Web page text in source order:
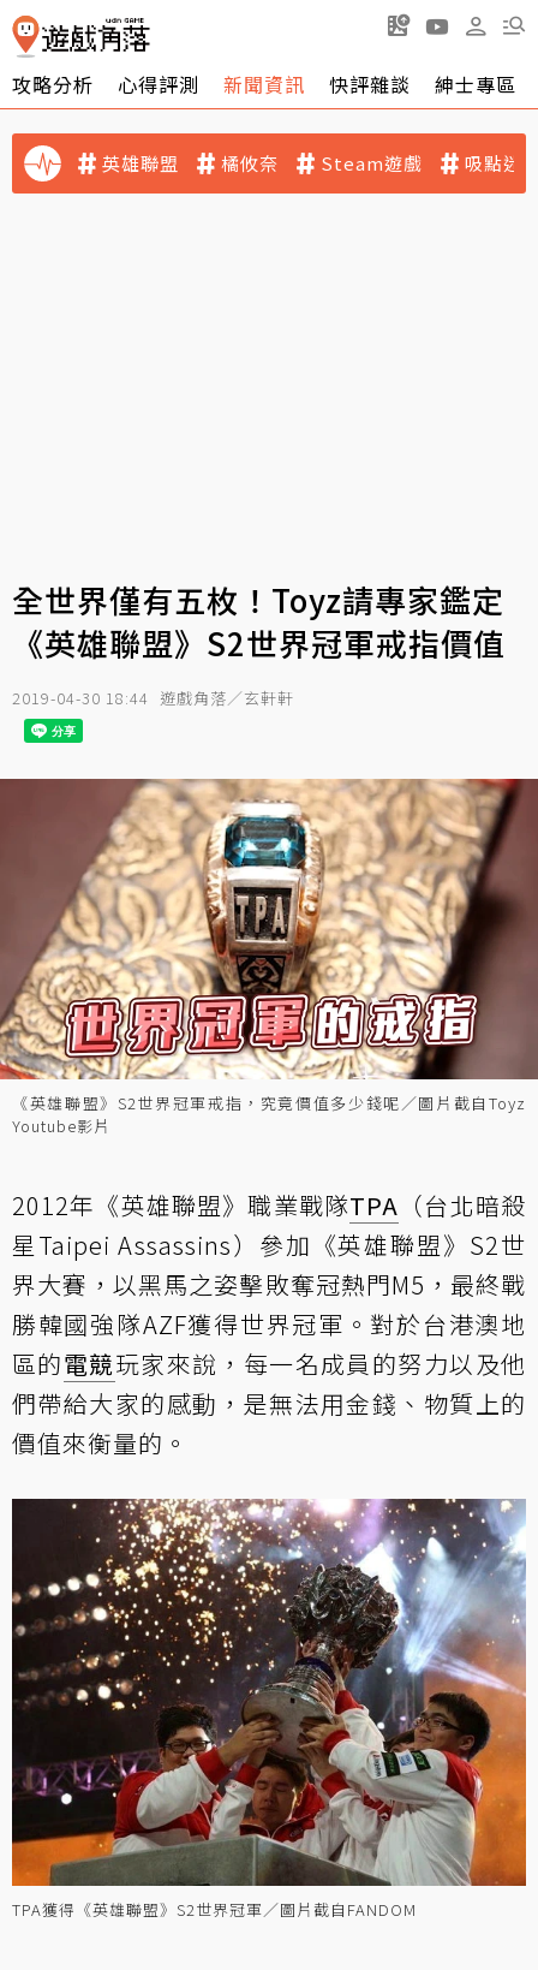
攻略分析 心得評測 新聞資訊 快評雜談 紳士專區
英雄聯盟 橘攸奈 Steam遊戲 吸點迷
全世界僅有五枚！Toyz請專家鑑定
《英雄聯盟》S2世界冠軍戒指價值
2019-04-30 18:44 遊戲角落／玄軒軒
《英雄聯盟》S2世界冠軍戒指，究竟價值多少錢呢／圖片截自Toyz
Youtube影片
2012年《英雄聯盟》職業戰隊TPA （台北暗殺
星Taipei Assassins）參加《英雄聯盟》S2世
界大賽，以黑馬之姿擊敗奪冠熱門M5，最終戰
勝韓國強隊AZF獲得世界冠軍。對於台港澳地
區的電競玩家來說，每一名成員的努力以及他
們帶給大家的感動，是無法用金錢、物質上的
價值來衡量的。
TPA獲得《英雄聯盟》S2世界冠軍／圖片截自FANDOM